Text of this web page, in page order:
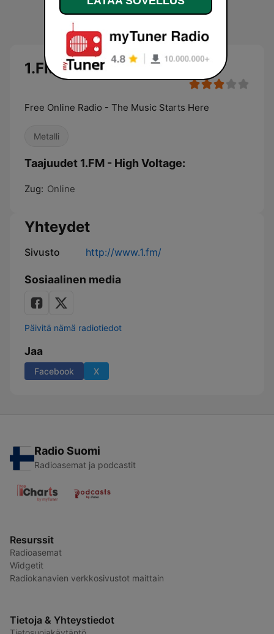
1.FM - High Voltage
Free Online Radio - The Music Starts Here
Metalli
Taajuudet 1.FM - High Voltage:
Zug: Online
Yhteydet
Sivusto http://www.1.fm/
Sosiaalinen media
Päivitä nämä radiotiedot
Jaa
Facebook X
Radio Suomi
Radioasemat ja podcastit
Resurssit
Radioasemat
Widgetit
Radiokanavien verkkosivustot maittain
Tietoja & Yhteystiedot